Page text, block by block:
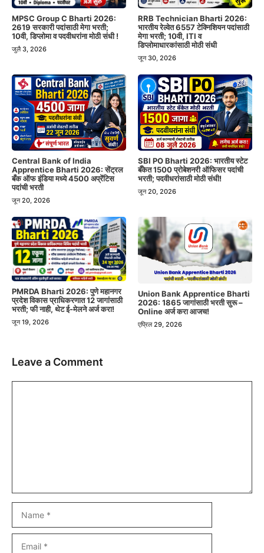
MPSC Group C Bharti 2026:
2619 सरकारी पदांसाठी मेगा भरती;
10वी, डिप्लोमा व पदवीधरांना मोठी संधी !
जुलै 3, 2026
RRB Technician Bharti 2026:
भारतीय रेल्वेत 6557 टेक्निशियन पदांसाठी
मेगा भरती; 10वी, ITI व
डिप्लोमाधारकांसाठी मोठी संधी
जून 30, 2026
Central Bank of India
Apprentice Bharti 2026: सेंट्रल
बँक ऑफ इंडिया मध्ये 4500 अप्रेंटिस
पदांची भरती
जून 20, 2026
SBI PO Bharti 2026: भारतीय स्टेट
बँकेत 1500 प्रोबेशनरी ऑफिसर पदांची
भरती; पदवीधरांसाठी मोठी संधी!
जून 20, 2026
PMRDA Bharti 2026: पुणे महानगर
प्रदेश विकास प्राधिकरणात 12 जागांसाठी
भरती; फी नाही, थेट ई-मेलने अर्ज करा!
जून 19, 2026
Union Bank Apprentice Bharti
2026: 1865 जागांसाठी भरती सुरू –
Online अर्ज करा आजच!
एप्रिल 29, 2026
Leave a Comment